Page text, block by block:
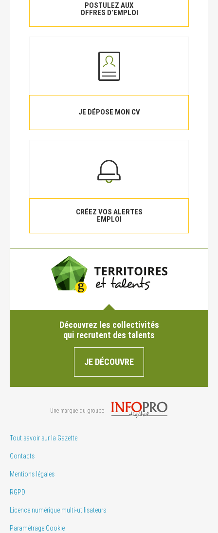
POSTULEZ AUX
OFFRES D’EMPLOI
JE DÉPOSE MON CV
CRÉEZ VOS ALERTES
EMPLOI
Découvrez les collectivités
qui recrutent des talents
JE DÉCOUVRE
Une marque du groupe
Tout savoir sur la Gazette
Contacts
Mentions légales
RGPD
Licence numérique multi-utilisateurs
Paramétrage Cookie